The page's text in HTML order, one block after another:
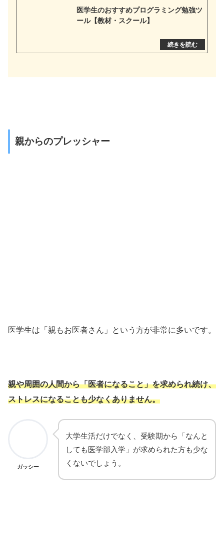
医学生のおすすめプログラミング勉強ツ
ール【教材・スクール】
親からのプレッシャー
医学生は「親もお医者さん」という方が非常に多いです。
親や周囲の人間から「医者になること」を求められ続け、
ストレスになることも少なくありません。
ガッシー
大学生活だけでなく、受験期から「なんと
しても医学部入学」が求められた方も少な
くないでしょう。